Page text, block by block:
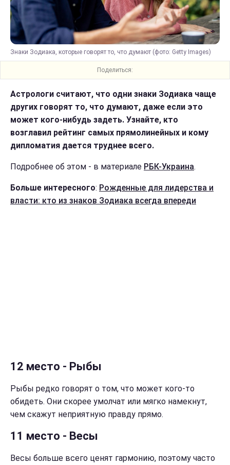
Знаки Зодиака, которые говорят то, что думают (фото: Getty Images)
Поделиться:
Астрологи считают, что одни знаки Зодиака чаще
других говорят то, что думают, даже если это
может кого-нибудь задеть. Узнайте, кто
возглавил рейтинг самых прямолинейных и кому
дипломатия дается труднее всего.
Подробнее об этом - в материале РБК-Украина.
Больше интересного: Рожденные для лидерства и
власти: кто из знаков Зодиака всегда впереди
12 место - Рыбы
Рыбы редко говорят о том, что может кого-то
обидеть. Они скорее умолчат или мягко намекнут,
чем скажут неприятную правду прямо.
11 место - Весы
Весы больше всего ценят гармонию, поэтому часто